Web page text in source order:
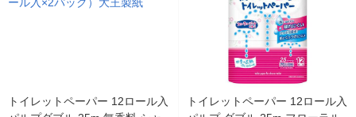
トイレットペーパー 12ロール入
トイレットペーパー 12ロール入